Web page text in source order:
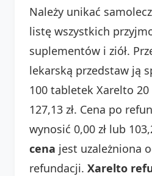
Należy unikać
listę wszystkich
suplementów i ziół.
lekarską przedstaw ją
100 tabletek Xarelto
127,13 zł. Cena po
wynosić 0,00 zł lub
cena jest uzależniona
refundacji. Xarelto